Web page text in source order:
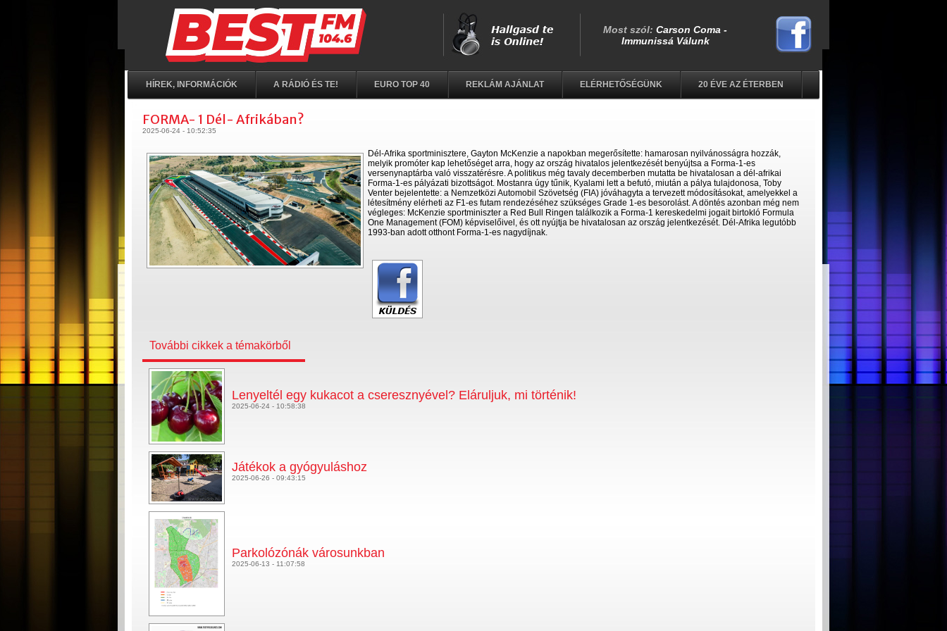
HÍREK, INFORMÁCIÓK A RÁDIÓ ÉS TE! EURO TOP 40 REKLÁM AJÁNLAT ELÉRHETŐSÉGÜNK 20 ÉVE AZ ÉTERBEN
FORMA- 1 Dél- Afrikában?
2025-06-24 - 10:52:35
Dél-Afrika sportminisztere, Gayton McKenzie a napokban megerősítette: hamarosan nyilvánosságra hozzák,
melyik promóter kap lehetőséget arra, hogy az ország hivatalos jelentkezését benyújtsa a Forma-1-es
versenynaptárba való visszatérésre. A politikus még tavaly decemberben mutatta be hivatalosan a dél-afrikai
Forma-1-es pályázati bizottságot. Mostanra úgy tűnik, Kyalami lett a befutó, miután a pálya tulajdonosa, Toby
Venter bejelentette: a Nemzetközi Automobil Szövetség (FIA) jóváhagyta a tervezett módosításokat, amelyekkel a
létesítmény elérheti az F1-es futam rendezéséhez szükséges Grade 1-es besorolást. A döntés azonban még nem
végleges: McKenzie sportminiszter a Red Bull Ringen találkozik a Forma-1 kereskedelmi jogait birtokló Formula
One Management (FOM) képviselőivel, és ott nyújtja be hivatalosan az ország jelentkezését. Dél-Afrika legutóbb
1993-ban adott otthont Forma-1-es nagydíjnak.
További cikkek a témakörből
Lenyeltél egy kukacot a cseresznyével? Eláruljuk, mi történik!
2025-06-24 - 10:58:38
Játékok a gyógyuláshoz
2025-06-26 - 09:43:15
Parkolózónák városunkban
2025-06-13 - 11:07:58